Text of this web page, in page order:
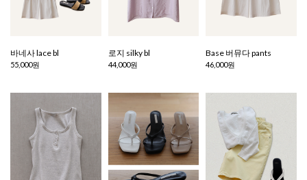
바네사 lace bl
55,000원
로지 silky bl
44,000원
Base 버뮤다 pants
46,000원